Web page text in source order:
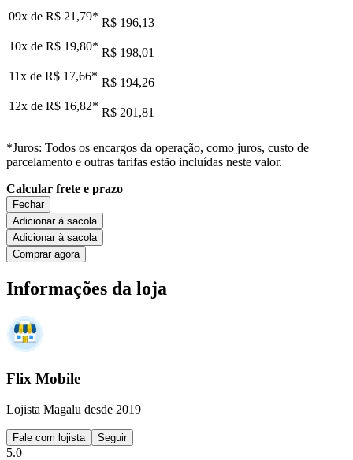
09x de R$ 21,79* R$ 196,13
10x de R$ 19,80* R$ 198,01
11x de R$ 17,66* R$ 194,26
12x de R$ 16,82* R$ 201,81
*Juros: Todos os encargos da operação, como juros, custo de
parcelamento e outras tarifas estão incluídas neste valor.
Calcular frete e prazo
Fechar
Adicionar à sacola
Adicionar à sacola
Comprar agora
Informações da loja
Flix Mobile
Lojista Magalu desde 2019
Fale com lojista Seguir
5.0